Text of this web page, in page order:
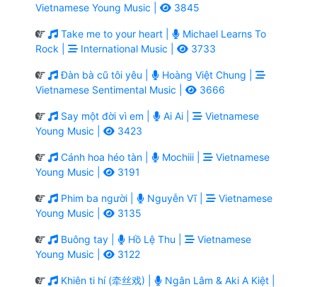
Vietnamese Young Music |
3845
Take me to your heart |
Michael Learns To
Rock |
International Music | 3733
Đàn bà cũ tôi yêu |
Hoàng Việt Chung |
Vietnamese Sentimental Music |
3666
Say một đời vì em | Ai Ai |
Vietnamese
Young Music |
3423
Cánh hoa héo tàn | Mochiii |
Vietnamese
Young Music |
3191
Phim ba người | Nguyễn Vĩ |
Vietnamese
Young Music |
3135
Buông tay | Hồ Lệ Thu |
Vietnamese
Young Music |
3122
Khiên ti hí (牵丝戏) |
Ngân Lâm & Aki A Kiệt |